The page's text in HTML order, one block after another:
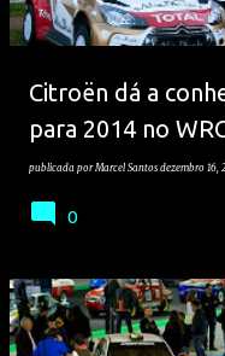
Citroën dá a
para 2014 no
publicada porMarcel Santos dezembro 16,
0